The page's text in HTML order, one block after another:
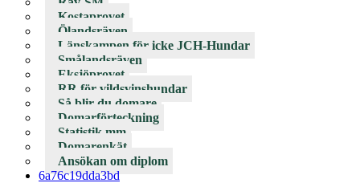
Kostaprovet
Ölandsräven
Länskampen för icke JCH-Hundar
Smålandsräven
Eksjöprovet
RR för vildsvinshundar
Så blir du domare
Domarförteckning
Statistik mm
Domarenkät
Ansökan om diplom
6a76c19dda3bd